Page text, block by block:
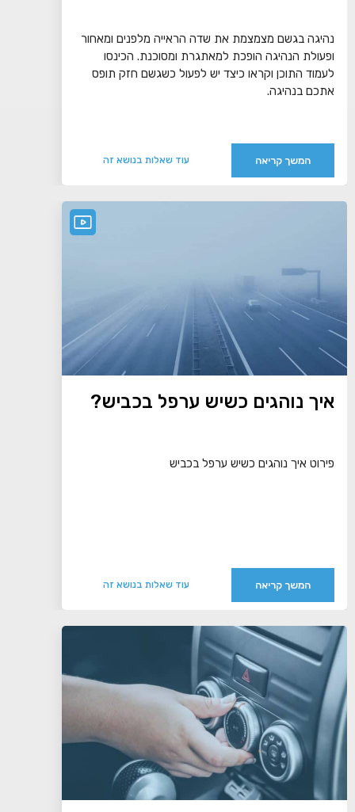
נהיגה בגשם מצמצמת את שדה הראייה מלפנים ומאחור
ופעולת הנהיגה הופכת למאתגרת ומסוכנת. הכינסו
לעמוד התוכן וקראו כיצד יש לפעול כשגשם חזק תופס
אתכם בנהיגה.
המשך קריאה עוד שאלות בנושא זה
איך נוהגים כשיש ערפל בכביש?
פירוט איך נוהגים כשיש ערפל בכביש
המשך קריאה עוד שאלות בנושא זה